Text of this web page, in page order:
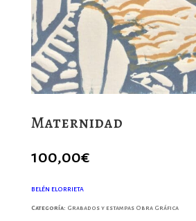
Maternidad
100,00€
BELÉN ELORRIETA
Categoría: Grabados y estampas Obra Gráfica